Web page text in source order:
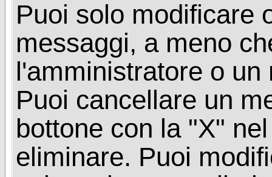
Puoi solo modificare
messaggi, a meno
l'amministratore o
Puoi cancellare un
bottone con la "X"
eliminare. Puoi